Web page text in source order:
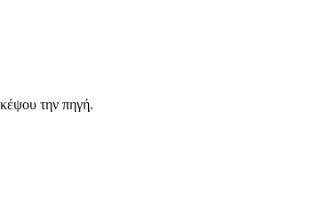
την πηγή.